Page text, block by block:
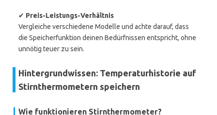
✔ Preis-Leistungs-Verhältnis
Vergleiche verschiedene Modelle und achte darauf, dass
die Speicherfunktion deinen Bedürfnissen entspricht, ohne
unnötig teuer zu sein.
Hintergrundwissen: Temperaturhistorie auf
Stirnthermometern speichern
Wie funktionieren Stirnthermometer?